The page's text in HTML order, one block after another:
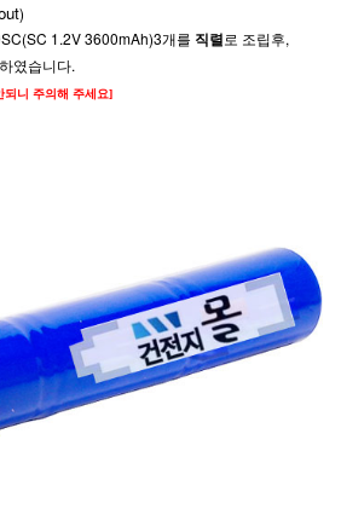
)
1.2V 3600mAh)3개를 직렬로 조립후,
였습니다.
되니 주의해 주세요]